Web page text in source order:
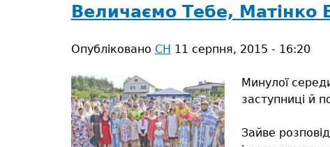
щасливим
Величаємо Тебе, Матінко
Опубліковано СН 11 серпня, 2015 - 16:20
Минулої
заступниці й
Зайве